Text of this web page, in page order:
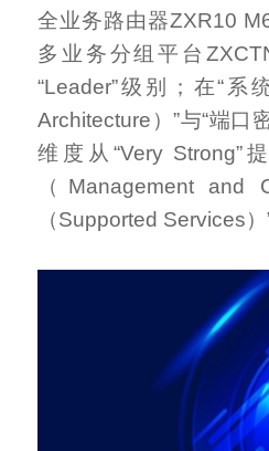
全业务路由器ZXR10
多业务分组平台
“Leader”级别；在“系
Architecture）”与“端口
维度从“Very Strong”
（Management
（Supported Services